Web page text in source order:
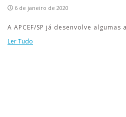
6 de janeiro de 2020
A APCEF/SP já desenvolve
Ler Tudo